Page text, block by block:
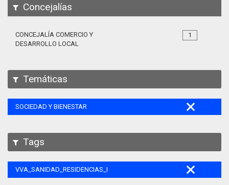
Concejalías
1
CONCEJALÍA COMERCIO Y
DESARROLLO LOCAL
Temáticas
SOCIEDAD Y BIENESTAR
Tags
VVA_SANIDAD_RESIDENCIAS_MAYORES_105